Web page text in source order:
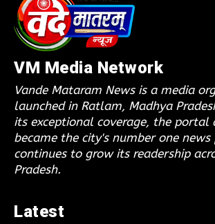
VM Media Network
Vande Mataram News is a media
launched in Ratlam, Madhya
its exceptional coverage, the portal
became the city's number one
continues to grow its readership
Pradesh.
Latest